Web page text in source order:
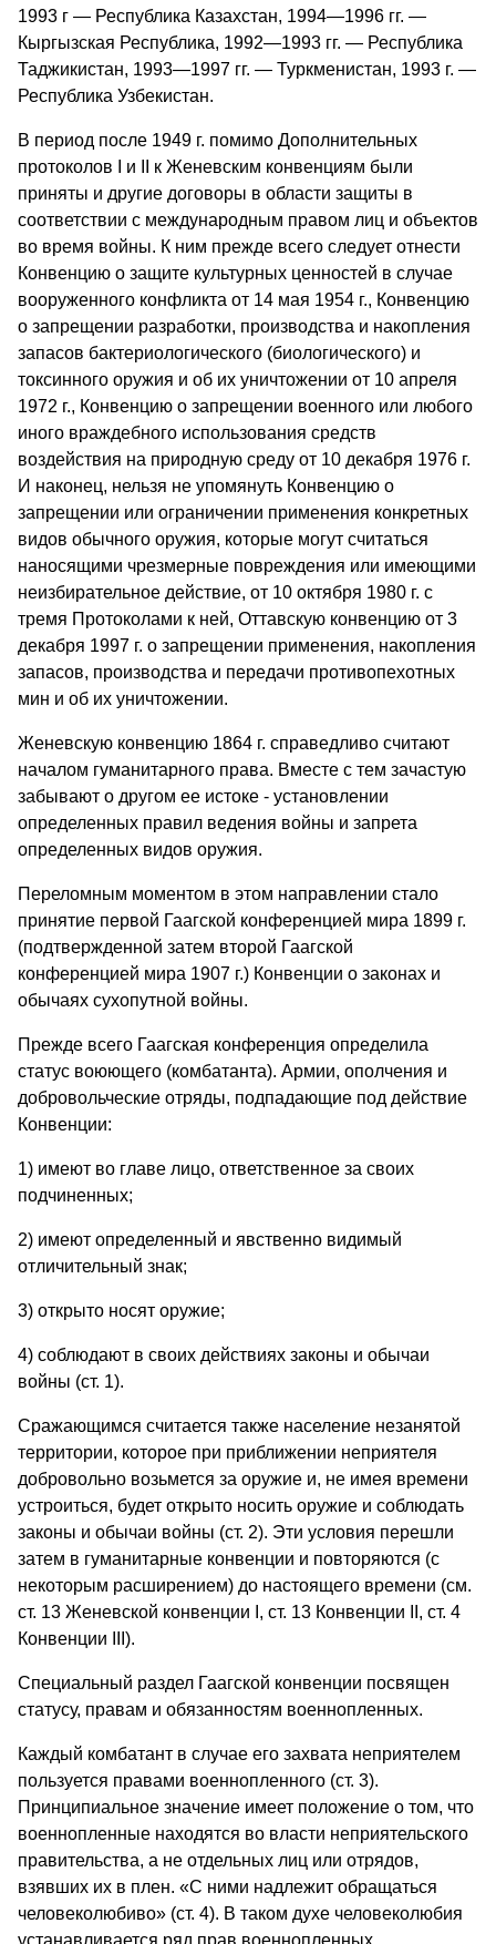
1993 г — Республика Казахстан, 1994—1996 гг. —
Кыргызская Республика, 1992—1993 гг. — Республика
Таджикистан, 1993—1997 гг. — Туркменистан, 1993 г. —
Республика Узбекистан.
В период после 1949 г. помимо Дополнительных
протоколов I и II к Женевским конвенциям были
приняты и другие договоры в области защиты в
соответствии с международным правом лиц и объектов
во время войны. К ним прежде всего следует отнести
Конвенцию о защите культурных ценностей в случае
вооруженного конфликта от 14 мая 1954 г., Конвенцию
о запрещении разработки, производства и накопления
запасов бактериологического (биологического) и
токсинного оружия и об их уничтожении от 10 апреля
1972 г., Конвенцию о запрещении военного или любого
иного враждебного использования средств
воздействия на природную среду от 10 декабря 1976 г.
И наконец, нельзя не упомянуть Конвенцию о
запрещении или ограничении применения конкретных
видов обычного оружия, которые могут считаться
наносящими чрезмерные повреждения или имеющими
неизбирательное действие, от 10 октября 1980 г. с
тремя Протоколами к ней, Оттавскую конвенцию от 3
декабря 1997 г. о запрещении применения, накопления
запасов, производства и передачи противопехотных
мин и об их уничтожении.
Женевскую конвенцию 1864 г. справедливо считают
началом гуманитарного права. Вместе с тем зачастую
забывают о другом ее истоке - установлении
определенных правил ведения войны и запрета
определенных видов оружия.
Переломным моментом в этом направлении стало
принятие первой Гаагской конференцией мира 1899 г.
(подтвержденной затем второй Гаагской
конференцией мира 1907 г.) Конвенции о законах и
обычаях сухопутной войны.
Прежде всего Гаагская конференция определила
статус воюющего (комбатанта). Армии, ополчения и
добровольческие отряды, подпадающие под действие
Конвенции:
1) имеют во главе лицо, ответственное за своих
подчиненных;
2) имеют определенный и явственно видимый
отличительный знак;
3) открыто носят оружие;
4) соблюдают в своих действиях законы и обычаи
войны (ст. 1).
Сражающимся считается также население незанятой
территории, которое при приближении неприятеля
добровольно возьмется за оружие и, не имея времени
устроиться, будет открыто носить оружие и соблюдать
законы и обычаи войны (ст. 2). Эти условия перешли
затем в гуманитарные конвенции и повторяются (с
некоторым расширением) до настоящего времени (см.
ст. 13 Женевской конвенции I, ст. 13 Конвенции II, ст. 4
Конвенции III).
Специальный раздел Гаагской конвенции посвящен
статусу, правам и обязанностям военнопленных.
Каждый комбатант в случае его захвата неприятелем
пользуется правами военнопленного (ст. 3).
Принципиальное значение имеет положение о том, что
военнопленные находятся во власти неприятельского
правительства, а не отдельных лиц или отрядов,
взявших их в плен. «С ними надлежит обращаться
человеколюбиво» (ст. 4). В таком духе человеколюбия
устанавливается ряд прав военнопленных.